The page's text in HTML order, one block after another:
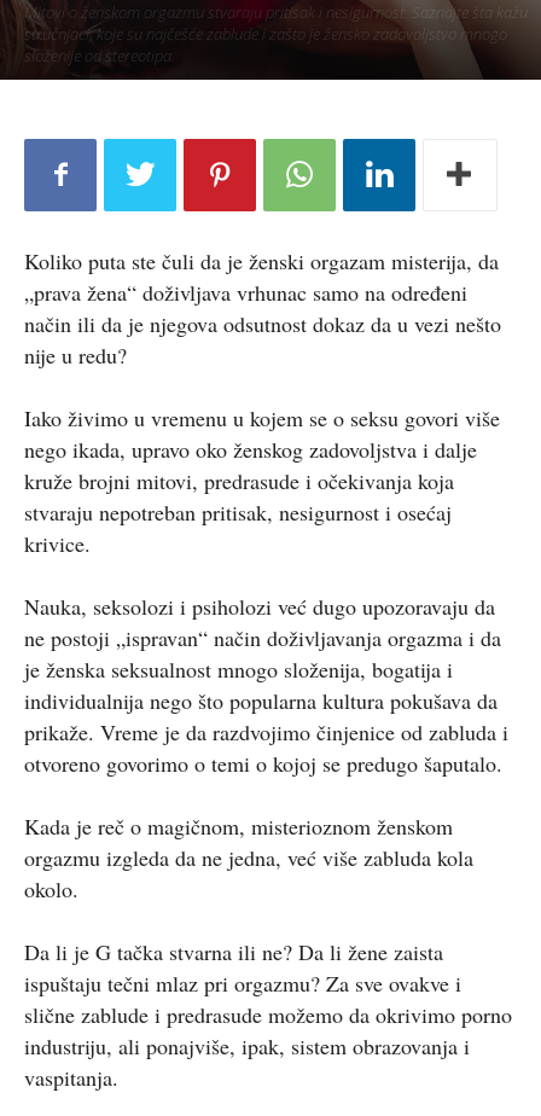
Mitovi o ženskom orgazmu stvaraju pritisak i nesigurnost. Saznajte šta kažu
stručnjaci, koje su najčešće zablude i zašto je žensko zadovoljstvo mnogo
složenije od stereotipa.
Koliko puta ste čuli da je ženski orgazam misterija, da
„prava žena“ doživljava vrhunac samo na određeni
način ili da je njegova odsutnost dokaz da u vezi nešto
nije u redu?
Iako živimo u vremenu u kojem se o seksu govori više
nego ikada, upravo oko ženskog zadovoljstva i dalje
kruže brojni mitovi, predrasude i očekivanja koja
stvaraju nepotreban pritisak, nesigurnost i osećaj
krivice.
Nauka, seksolozi i psiholozi već dugo upozoravaju da
ne postoji „ispravan“ način doživljavanja orgazma i da
je ženska seksualnost mnogo složenija, bogatija i
individualnija nego što popularna kultura pokušava da
prikaže. Vreme je da razdvojimo činjenice od zabluda i
otvoreno govorimo o temi o kojoj se predugo šaputalo.
Kada je reč o magičnom, misterioznom ženskom
orgazmu izgleda da ne jedna, već više zabluda kola
okolo.
Da li je G tačka stvarna ili ne? Da li žene zaista
ispuštaju tečni mlaz pri orgazmu? Za sve ovakve i
slične zablude i predrasude možemo da okrivimo porno
industriju, ali ponajviše, ipak, sistem obrazovanja i
vaspitanja.